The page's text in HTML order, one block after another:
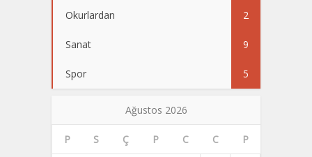
Okurlardan 2
Sanat 9
Spor 5
Ağustos 2026
P S Ç P C C P